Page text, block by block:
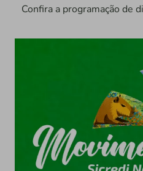
Confira a programação de